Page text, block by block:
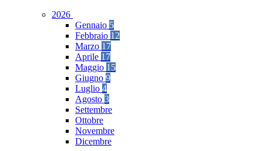
2026
Gennaio 5
Febbraio 12
Marzo 17
Aprile 17
Maggio 15
Giugno 9
Luglio 4
Agosto 3
Settembre
Ottobre
Novembre
Dicembre